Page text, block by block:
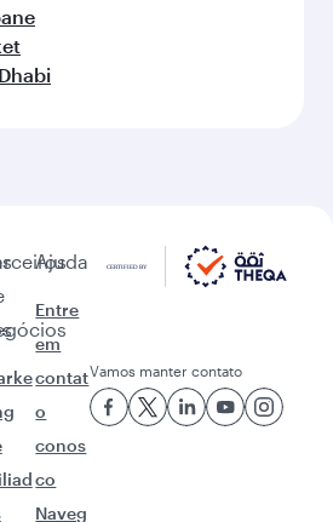
Ajuda
Entre
em
contat
o
conos
co
Naveg
Vamos manter contato